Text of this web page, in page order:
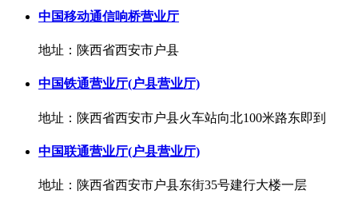
中国移动通信响桥营业厅
地址：陕西省西安市户县
中国铁通营业厅(户县营业厅)
地址：陕西省西安市户县火车站向北100米路东即到
中国联通营业厅(户县营业厅)
地址：陕西省西安市户县东街35号建行大楼一层